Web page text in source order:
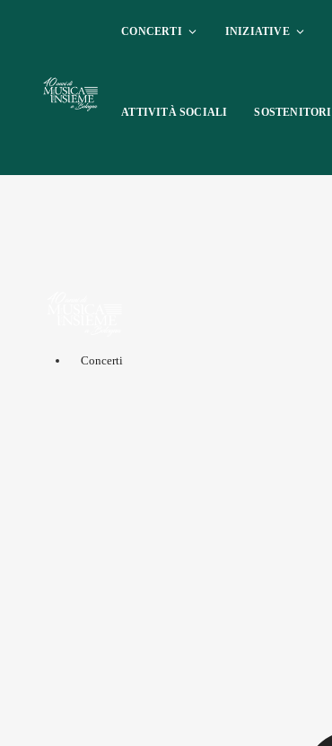
CONCERTI INIZIATIVE
ATTIVITÀ SOCIALI SOSTENITORI
Concerti